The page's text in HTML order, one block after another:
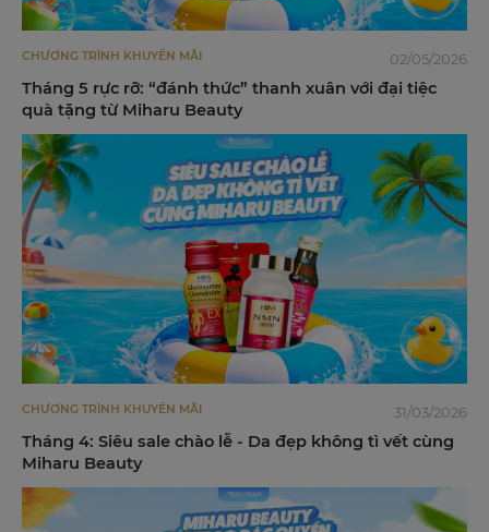
CHƯƠNG TRÌNH KHUYẾN MÃI 02/05/2026
Tháng 5 rực rỡ: “đánh thức” thanh xuân với đại tiệc
quà tặng từ Miharu Beauty
CHƯƠNG TRÌNH KHUYẾN MÃI 31/03/2026
Tháng 4: Siêu sale chào lễ - Da đẹp không tì vết cùng
Miharu Beauty